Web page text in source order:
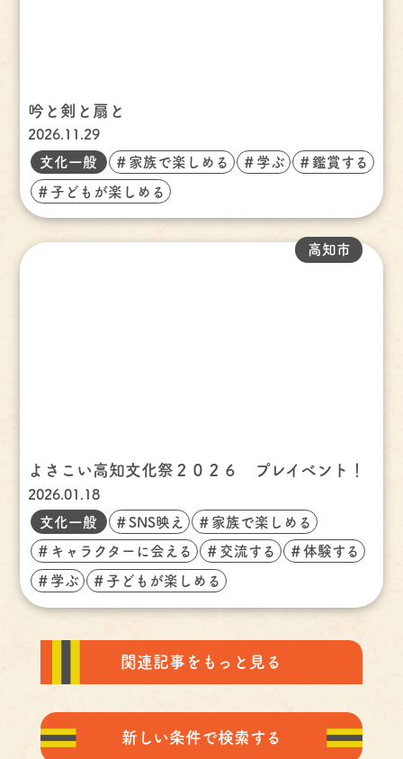
吟と剣と扇と
2026.11.29
文化一般 ＃家族で楽しめる ＃学ぶ ＃鑑賞する
＃子どもが楽しめる
よさこい高知文化祭２０２６ プレイベント！
2026.01.18
高知市
文化一般 ＃SNS映え ＃家族で楽しめる
＃キャラクターに会える ＃交流する ＃体験する
＃学ぶ ＃子どもが楽しめる
関連記事をもっと見る
新しい条件で検索する